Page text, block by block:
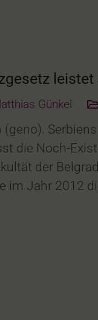
Günkel
(geno).
die Noch-
der
im Jahr 2012